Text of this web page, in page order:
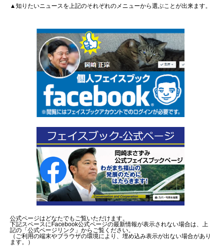
▲知りたいニュースを上記のそれぞれのメニューから選ぶことが出来ます。
公式ページはどなたでもご覧いただけます。
下記スペースにFacebook公式ページの最新情報が表示されない場合は、上
記の「公式ページリンク」からご覧ください。
（ご利用の端末やブラウザの環境により、埋め込み表示が出ない場合があり
ます。）